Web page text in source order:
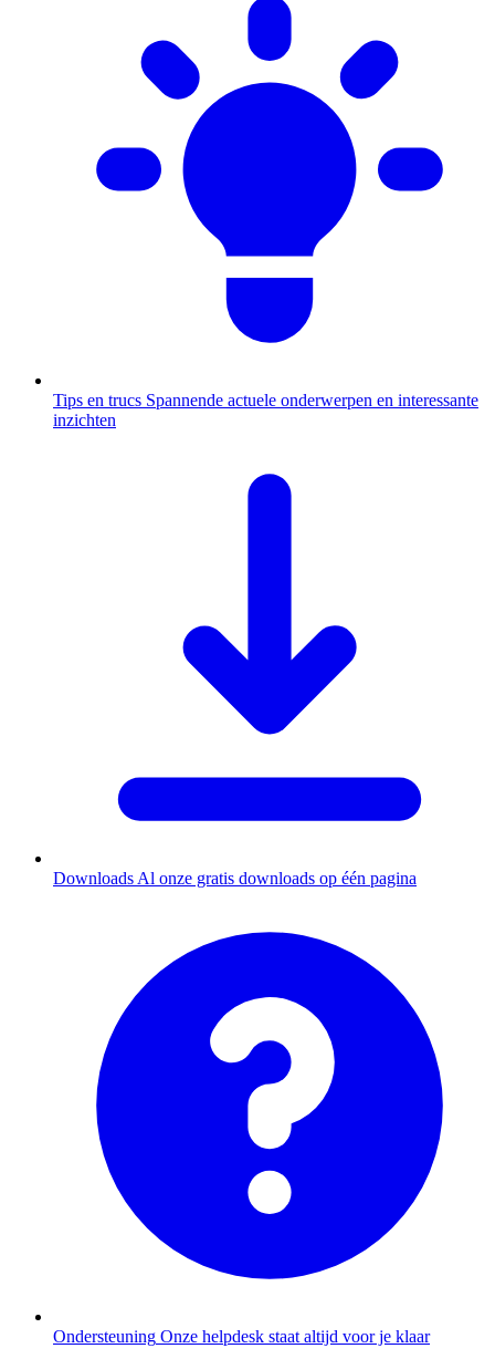
Tips en trucs Spannende actuele onderwerpen en interessante
inzichten
Downloads Al onze gratis downloads op één pagina
Ondersteuning Onze helpdesk staat altijd voor je klaar